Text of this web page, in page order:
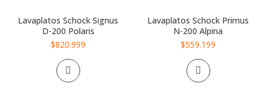
Lavaplatos Schock Signus
D-200 Polaris
$820.999
Lavaplatos Schock Primus
N-200 Alpina
$559.199